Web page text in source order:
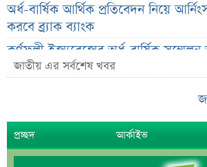
অর্ধ-বার্ষিক আর্থিক প্রতিবেদন নিয়ে
করবে ব্র্যাক ব্যাংক
কর্ণফুলী ইন্স্যুরেন্সের অর্ধ-বার্ষিক সম্মেলন
৭৫ হাজার ২৮৩ শেয়ার মনোনীত
০৬ আগস্ট লেনদেনের শীর্ষ ১০ শেয়ার
০৬ আগস্ট দর পতনের শীর্ষ ১০ শেয়ার
জাতীয় এর সর্বশেষ খবর
প্রচ্ছদ আর্কাইভ